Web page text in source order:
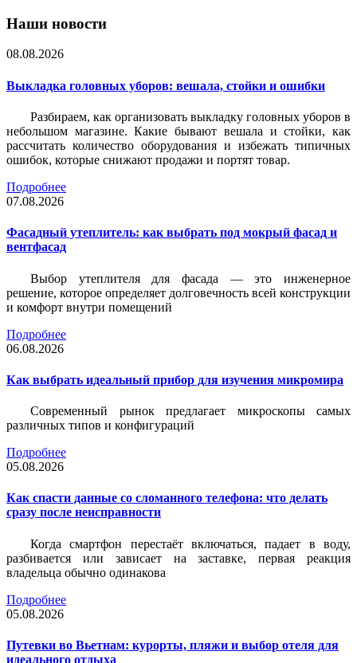
Наши новости
08.08.2026
Выкладка головных уборов: вешала, стойки и ошибки
Разбираем, как организовать выкладку головных уборов в
небольшом магазине. Какие бывают вешала и стойки, как
рассчитать количество оборудования и избежать типичных
ошибок, которые снижают продажи и портят товар.
Подробнее
07.08.2026
Фасадный утеплитель: как выбрать под мокрый фасад и
вентфасад
Выбор утеплителя для фасада — это инженерное
решение, которое определяет долговечность всей конструкции
и комфорт внутри помещений
Подробнее
06.08.2026
Как выбрать идеальный прибор для изучения микромира
Современный рынок предлагает микроскопы самых
различных типов и конфигураций
Подробнее
05.08.2026
Как спасти данные со сломанного телефона: что делать
сразу после неисправности
Когда смартфон перестаёт включаться, падает в воду,
разбивается или зависает на заставке, первая реакция
владельца обычно одинакова
Подробнее
05.08.2026
Путевки во Вьетнам: курорты, пляжи и выбор отеля для
идеального отдыха